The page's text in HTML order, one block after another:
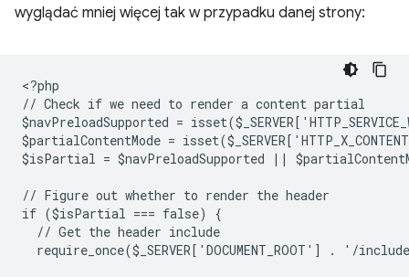
wyglądać mniej więcej tak w przypadku danej strony:
<?php
// Check if we need to render a content partial
$navPreloadSupported =
$partialContentMode =
$isPartial = $navPreloadSupported ||
// Figure out whether to render the header
if ($isPartial === false) {
  // Get the header include
require_once($_SERVER['DOCUMENT_ROOT'] . '/